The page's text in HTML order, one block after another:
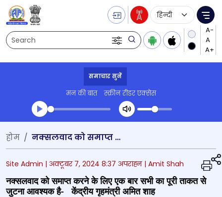
Search
Language
समाचार सुनें
मन की बात स्क्रीन रीडर एक्सेस
Transcript summary
प्ले ऑडियो
होम नक्‍सलवाद को समाप्‍त करने के लिए एक बार सभी का पूरी ताकत से जुटना आवश्‍यक है- केंद्रीय गृहमंत्री अमित शाह
Site Admin | अक्टूबर 7, 2024 8:37 अपराह्न | Amit Shah
नक्‍सलवाद को समाप्‍त करने के लिए एक बार सभी का पूरी ताकत से
जुटना आवश्‍यक है- केंद्रीय गृहमंत्री अमित शाह